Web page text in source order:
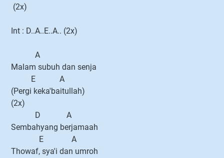
(2x)
Int : D..A..E..A.. (2x)
A
Malam subuh dan senja
E A
(Pergi keka'baitullah)
(2x)
D A
Sembahyang berjamaah
E A
Thowaf, sya'i dan umroh